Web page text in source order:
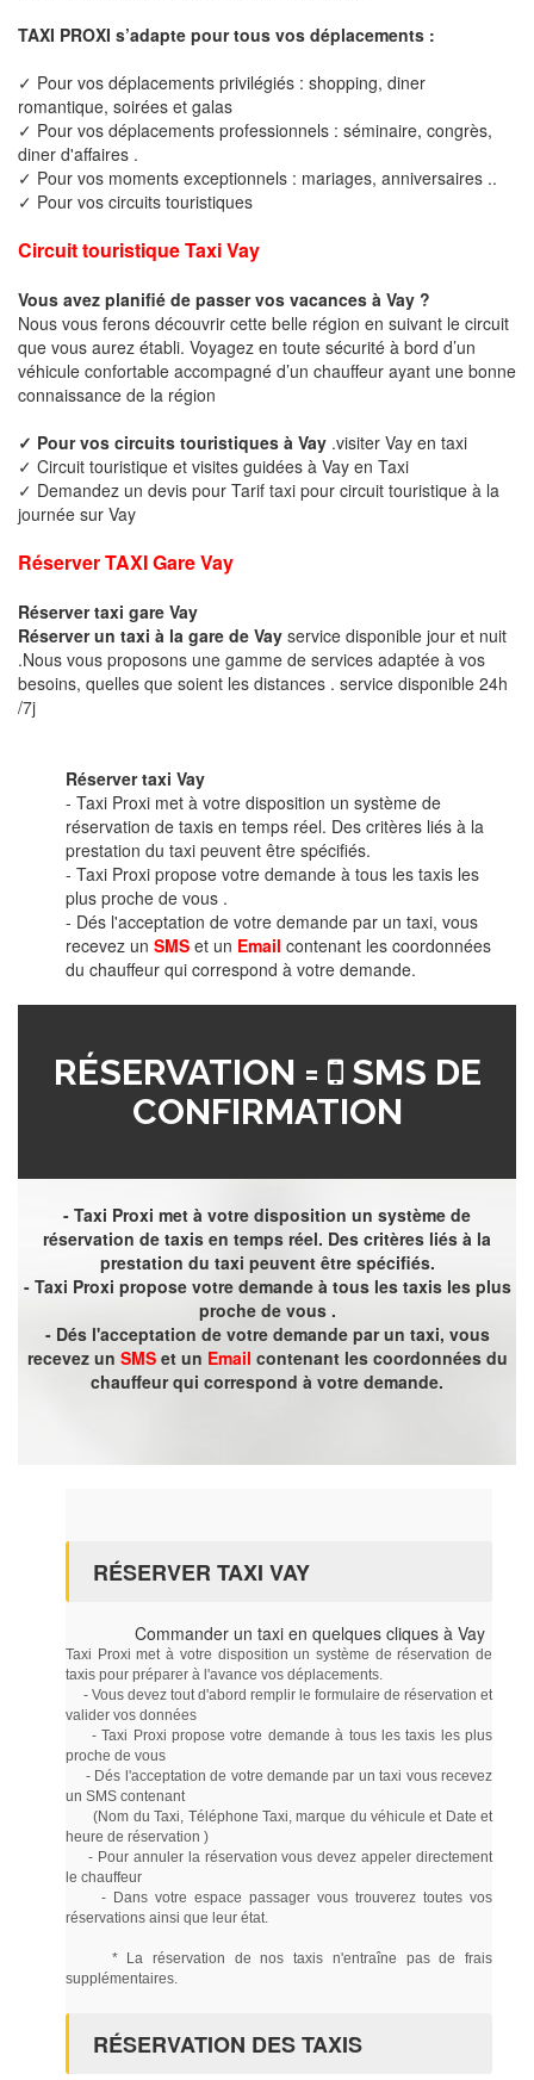
TAXI PROXI s’adapte pour tous vos déplacements :
✓ Pour vos déplacements privilégiés : shopping, diner
romantique, soirées et galas
✓ Pour vos déplacements professionnels : séminaire, congrès,
diner d'affaires .
✓ Pour vos moments exceptionnels : mariages, anniversaires ..
✓ Pour vos circuits touristiques
Circuit touristique Taxi Vay
Vous avez planifié de passer vos vacances à Vay ?
Nous vous ferons découvrir cette belle région en suivant le circuit
que vous aurez établi. Voyagez en toute sécurité à bord d’un
véhicule confortable accompagné d’un chauffeur ayant une bonne
connaissance de la région
✓ Pour vos circuits touristiques à Vay .visiter Vay en taxi
✓ Circuit touristique et visites guidées à Vay en Taxi
✓ Demandez un devis pour Tarif taxi pour circuit touristique à la
journée sur Vay
Réserver TAXI Gare Vay
Réserver taxi gare Vay
Réserver un taxi à la gare de Vay service disponible jour et nuit
.Nous vous proposons une gamme de services adaptée à vos
besoins, quelles que soient les distances . service disponible 24h
/7j
Réserver taxi Vay
- Taxi Proxi met à votre disposition un système de
réservation de taxis en temps réel. Des critères liés à la
prestation du taxi peuvent être spécifiés.
- Taxi Proxi propose votre demande à tous les taxis les
plus proche de vous .
- Dés l'acceptation de votre demande par un taxi, vous
recevez un SMS et un Email contenant les coordonnées
du chauffeur qui correspond à votre demande.
RÉSERVATION =
SMS DE
CONFIRMATION
- Taxi Proxi met à votre disposition un système de
réservation de taxis en temps réel. Des critères liés à la
prestation du taxi peuvent être spécifiés.
- Taxi Proxi propose votre demande à tous les taxis les plus
proche de vous .
- Dés l'acceptation de votre demande par un taxi, vous
recevez un SMSet un Email contenant les coordonnées du
chauffeur qui correspond à votre demande.
RÉSERVER TAXI VAY
Commander un taxi en quelques cliques à Vay
Taxi Proxi met à votre disposition un système de réservation de
taxis pour préparer à l'avance vos déplacements.
- Vous devez tout d'abord remplir le formulaire de réservation et
valider vos données
- Taxi Proxi propose votre demande à tous les taxis les plus
proche de vous
- Dés l'acceptation de votre demande par un taxi vous recevez
un SMS contenant
(Nom du Taxi, Téléphone Taxi, marque du véhicule et Date et
heure de réservation )
- Pour annuler la réservation vous devez appeler directement
le chauffeur
- Dans votre espace passager vous trouverez toutes vos
réservations ainsi que leur état.
* La réservation de nos taxis n'entraîne pas de frais
supplémentaires.
RÉSERVATION DES TAXIS